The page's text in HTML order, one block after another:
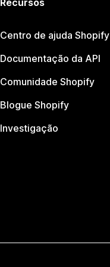
Recursos
Centro de ajuda Shopify
Documentação da API
Comunidade Shopify
Blogue Shopify
Investigação